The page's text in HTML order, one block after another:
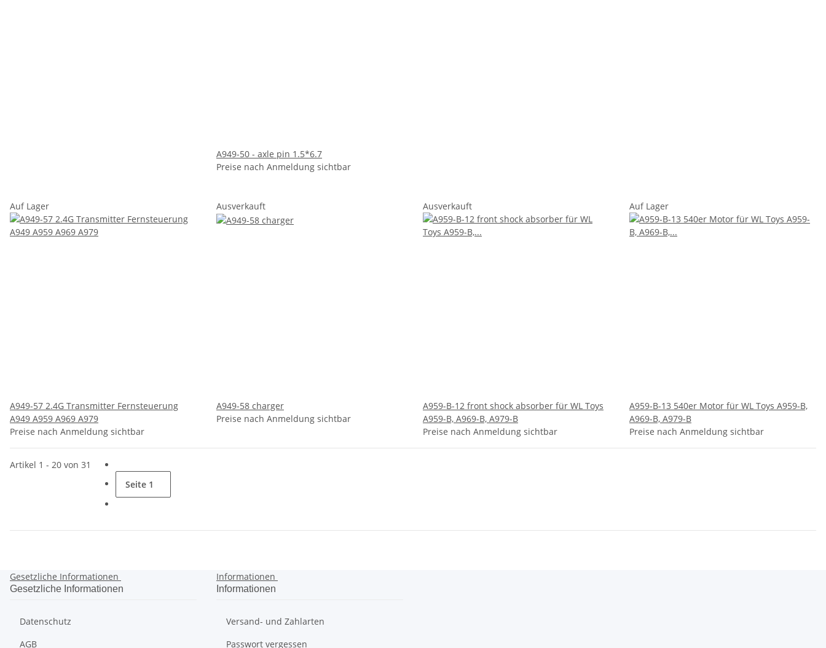
A949-50 - axle pin 1.5*6.7
Preise nach Anmeldung sichtbar
Auf Lager
A949-57 2.4G Transmitter Fernsteuerung
A949 A959 A969 A979
Preise nach Anmeldung sichtbar
Ausverkauft
A949-58 charger
Preise nach Anmeldung sichtbar
Ausverkauft
A959-B-12 front shock absorber für WL Toys
A959-B, A969-B, A979-B
Preise nach Anmeldung sichtbar
Auf Lager
A959-B-13 540er Motor für WL Toys A959-B,
A969-B, A979-B
Preise nach Anmeldung sichtbar
Artikel 1 - 20 von 31
Seite 1
Gesetzliche Informationen
Gesetzliche Informationen
Datenschutz
AGB
Informationen
Informationen
Versand- und Zahlarten
Passwort vergessen